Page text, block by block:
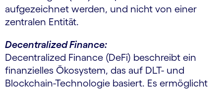
aufgezeichnet werden, und nicht von einer
zentralen Entität.
Decentralized Finance:
Decentralized Finance (DeFi) beschreibt ein
finanzielles Ökosystem, das auf DLT- und
Blockchain-Technologie basiert. Es ermöglicht